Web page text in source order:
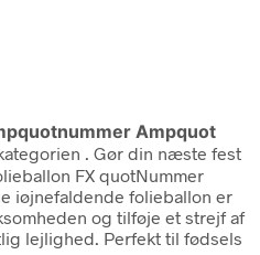
Ampquot
. Gør din næste fest
FX quotNummer
iøjnefaldende folieballon er
og tilføje et strejf af
lejlighed. Perfekt til fødsels